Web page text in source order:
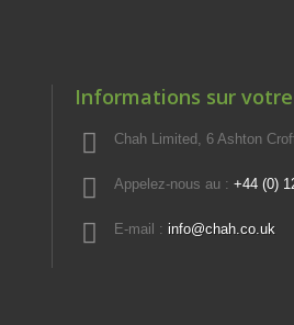
Informations sur
Chah Limited, 6 Ashton
Appelez-nous au : +44 (0)
E-mail : info@chah.co.uk